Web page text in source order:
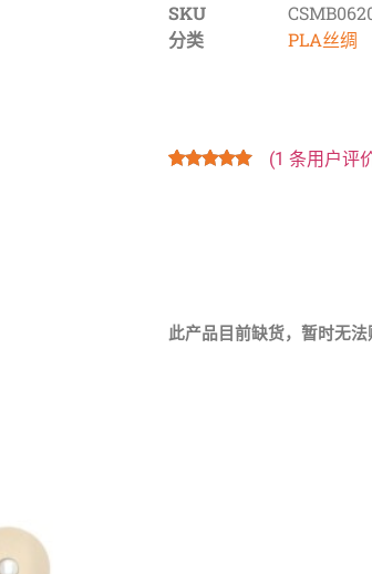
SKU
分类
PLA丝绸
(1 条用户评
此产品目前缺货，暂时无法